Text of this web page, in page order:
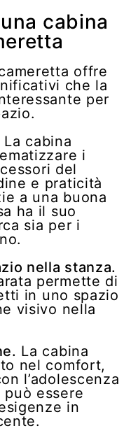
cabina
offre
che la
per
La cabina
i
del
e praticità
a una buona
ha il suo
sia per i
nella stanza.
permette di
in uno spazio
visivo nella
La cabina
nel comfort,
l’adolescenza
essere
in